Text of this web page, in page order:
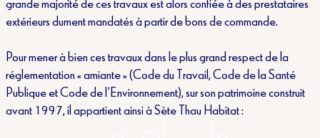
grande majorité de ces travaux est alors confiée à des prestataires
extérieurs dument mandatés à partir de bons de commande.
Pour mener à bien ces travaux dans le plus grand respect de la
réglementation « amiante » (Code du Travail, Code de la Santé
Publique et Code de l’Environnement), sur son patrimoine construit
avant 1997, il appartient ainsi à Sète Thau Habitat :